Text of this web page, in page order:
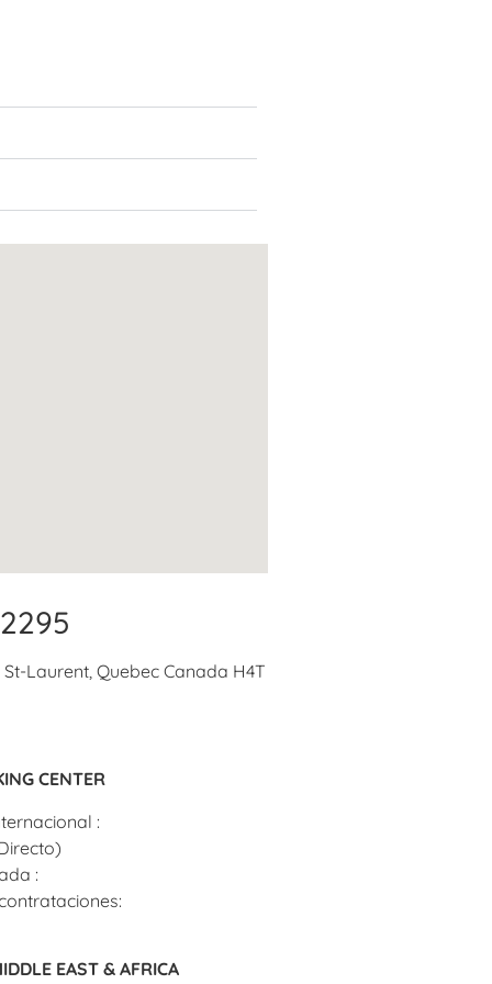
Laurent, Quebec Canada H4T
CENTER
:
:
EAST & AFRICA